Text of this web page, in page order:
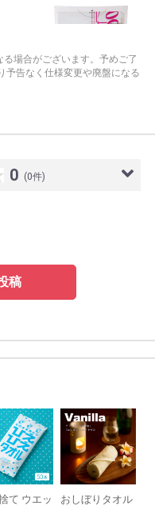
場合がございます。予めご了
予告なく仕様変更や廃盤になる
0 (0件)
稿
て ウエッ
おしぼりタオル